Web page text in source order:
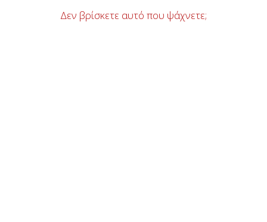
Δεν βρίσκετε αυτό που ψάχνετε;